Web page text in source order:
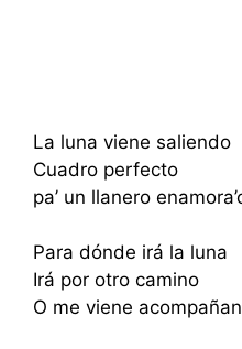
La luna viene saliendo
Cuadro perfecto
pa’ un llanero
Para dónde irá la luna
Irá por otro camino
O me viene